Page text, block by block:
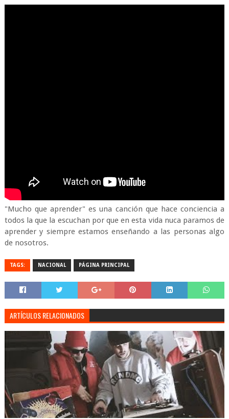
"Mucho que aprender" es una canción que hace conciencia a
todos la que la escuchan por que en esta vida nuca paramos de
aprender y siempre estamos enseñando a las personas algo
de nosotros.
TAGS: NACIONAL PÁGINA PRINCIPAL
ARTÍCULOS RELACIONADOS